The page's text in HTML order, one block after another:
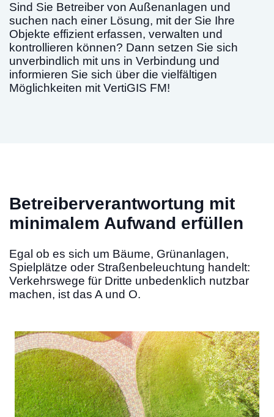
Sind Sie Betreiber von Außenanlagen und
suchen nach einer Lösung, mit der Sie Ihre
Objekte effizient erfassen, verwalten und
kontrollieren können? Dann setzen Sie sich
unverbindlich mit uns in Verbindung und
informieren Sie sich über die vielfältigen
Möglichkeiten mit VertiGIS FM!
Betreiberverantwortung mit
minimalem Aufwand erfüllen
Egal ob es sich um Bäume, Grünanlagen,
Spielplätze oder Straßenbeleuchtung handelt:
Verkehrswege für Dritte unbedenklich nutzbar
machen, ist das A und O.